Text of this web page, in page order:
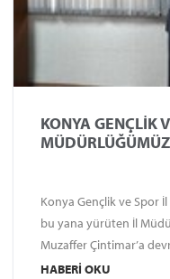
KONYA GENÇLİK
Konya Gençlik ve Spor
bu yana yürüten İl
Muzaffer Çintimar’a
HABERI OKU